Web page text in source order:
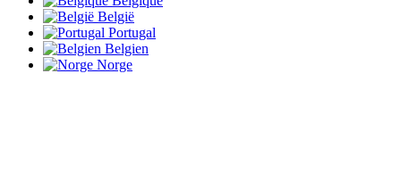
België
Portugal
Belgien
Norge